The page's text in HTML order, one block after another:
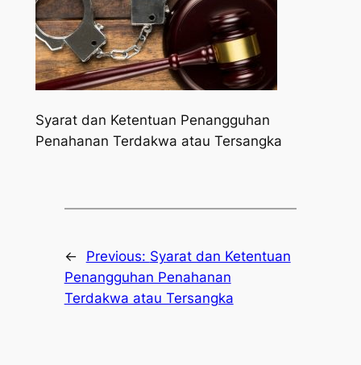
Syarat dan Ketentuan Penangguhan
Penahanan Terdakwa atau Tersangka
← Previous: Syarat dan Ketentuan
Penangguhan Penahanan
Terdakwa atau Tersangka